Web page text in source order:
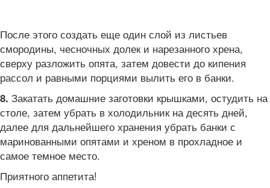
После этого создать еще один слой из листьев
смородины, чесночных долек и нарезанного хрена,
сверху разложить опята, затем довести до кипения
рассол и равными порциями вылить его в банки.
8. Закатать домашние заготовки крышками, остудить на
столе, затем убрать в холодильник на десять дней,
далее для дальнейшего хранения убрать банки с
маринованными опятами и хреном в прохладное и
самое темное место.
Приятного аппетита!